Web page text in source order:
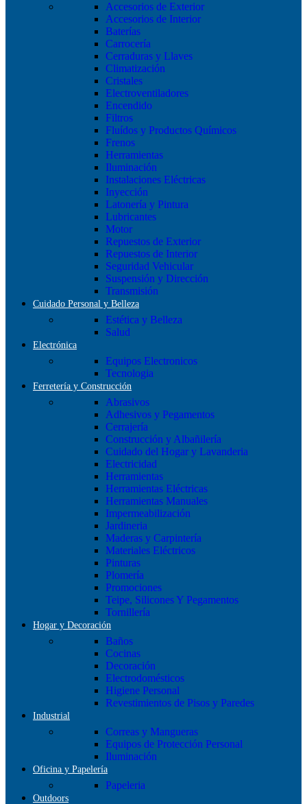
Accesorios de Exterior
Accesorios de Interior
Baterías
Carrocería
Cerraduras y Llaves
Climatización
Cristales
Electroventiladores
Encendido
Filtros
Fluídos y Productos Químicos
Frenos
Herramientas
Iluminación
Instalaciones Eléctricas
Inyección
Latonería y Pintura
Lubricantes
Motor
Repuestos de Exterior
Repuestos de Interior
Seguridad Vehicular
Suspensión y Dirección
Transmisión
Cuidado Personal y Belleza
Estética y Belleza
Salud
Electrónica
Equipos Electronicos
Tecnologia
Ferretería y Construcción
Abrasivos
Adhesivos y Pegamentos
Cerrajería
Construcción y Albañilería
Cuidado del Hogar y Lavanderia
Electricidad
Herramientas
Herramientas Eléctricas
Herramientas Manuales
Impermeabilización
Jardineria
Maderas y Carpintería
Materiales Eléctricos
Pinturas
Plomería
Promociones
Teipe, Silicones Y Pegamentos
Tornillería
Hogar y Decoración
Baños
Cocinas
Decoración
Electrodomésticos
Higiene Personal
Revestimientos de Pisos y Paredes
Industrial
Correas y Mangueras
Equipos de Protección Personal
Iluminación
Oficina y Papelería
Papeleria
Outdoors